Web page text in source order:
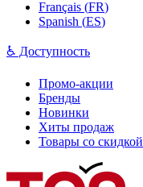
Français (FR)
Spanish (ES)
♿ Доступность
Промо-акции
Бренды
Новинки
Хиты продаж
Товары со скидкой